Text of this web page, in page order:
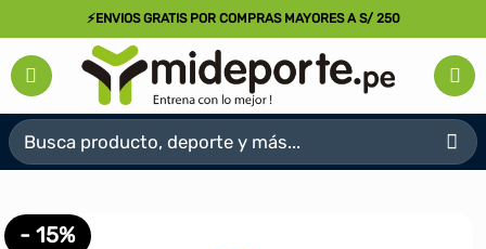
al
contenido
⚡ENVIOS GRATIS POR COMPRAS MAYORES A S/ 250
Buscar
por:
- 15%